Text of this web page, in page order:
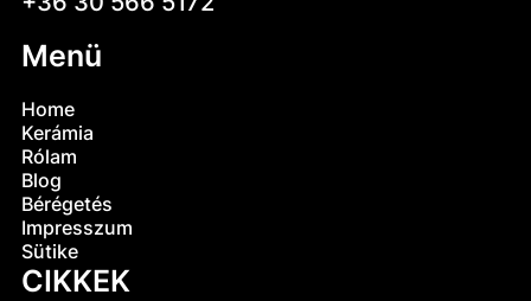
Menü
Home
Kerámia
Rólam
Blog
Bérégetés
Impresszum
Sütike
CIKKEK